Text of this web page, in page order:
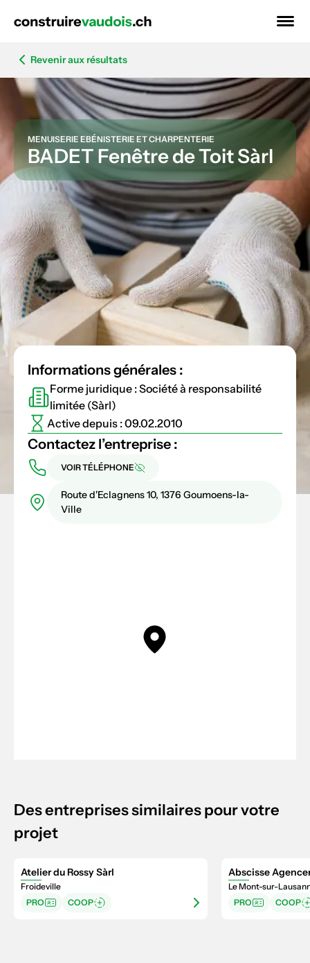
Revenir aux résultats
MENUISERIE EBÉNISTERIE ET CHARPENTERIE
BADET Fenêtre de Toit Sàrl
Informations générales :
Forme juridique : Société à responsabilité
limitée (Sàrl)
Active depuis : 09.02.2010
Contactez l’entreprise :
VOIR TÉLÉPHONE
Route d'Eclagnens 10, 1376 Goumoens-la-
Ville
Des entreprises similaires pour votre
projet
Atelier du Rossy Sàrl
Froideville
PRO
COOP
Abscisse
Le Mont-sur-
PRO
COOP